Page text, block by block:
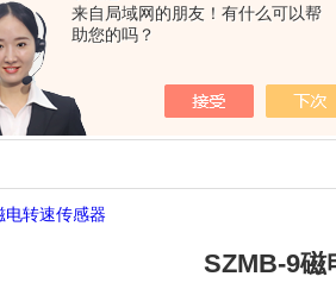
来自局域网的朋友！有什么可以帮
助您的吗？
SZMB-9磁